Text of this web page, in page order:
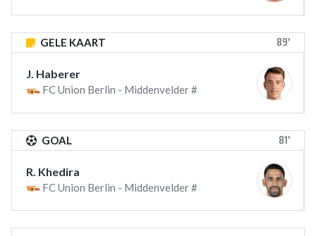
GELE KAART 89'
J. Haberer
FC Union Berlin - Middenvelder #
GOAL 81'
R. Khedira
FC Union Berlin - Middenvelder #